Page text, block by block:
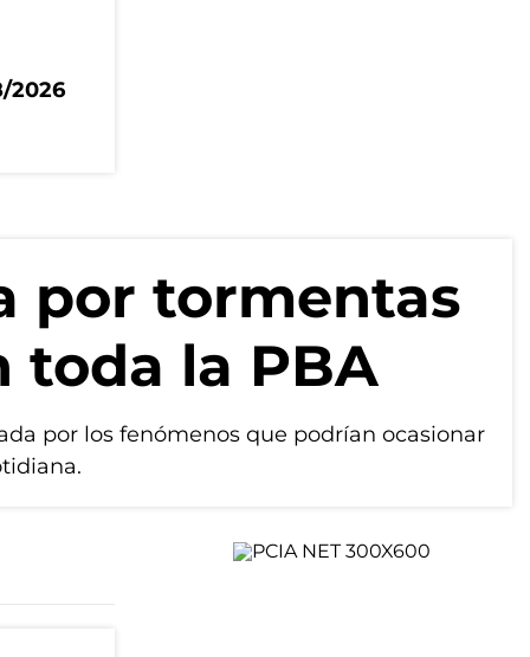
2026
por tormentas
toda la PBA
por los fenómenos que podrían ocasionar